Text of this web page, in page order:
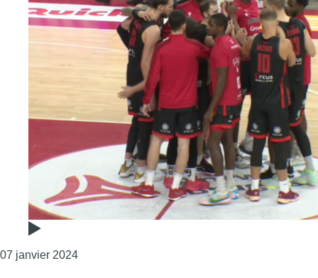
07 janvier 2024Consulter l'article "BNXT League: un très bon